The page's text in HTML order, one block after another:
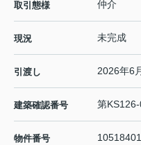
取引態様 仲介
現況 未完成
引渡し 2026年6
建築確認番号 第
物件番号